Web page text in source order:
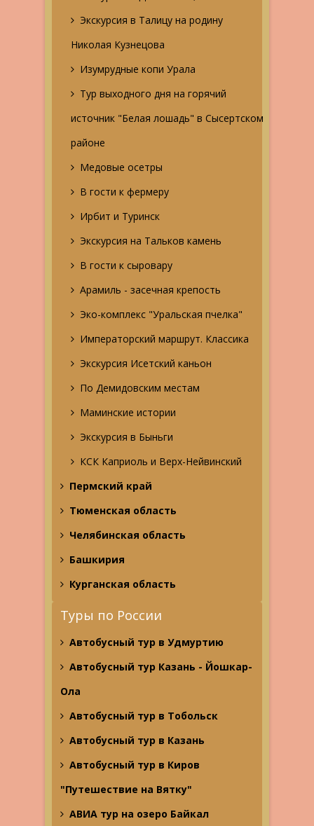
Экскурсия в Талицу на родину
Николая Кузнецова
Изумрудные копи Урала
Тур выходного дня на горячий
источник "Белая лошадь" в Сысертском
районе
Медовые осетры
В гости к фермеру
Ирбит и Туринск
Экскурсия на Тальков камень
В гости к сыровару
Арамиль - засечная крепость
Эко-комплекс "Уральская пчелка"
Императорский маршрут. Классика
Экскурсия Исетский каньон
По Демидовским местам
Маминские истории
Экскурсия в Быньги
КСК Каприоль и Верх-Нейвинский
Пермский край
Тюменская область
Челябинская область
Башкирия
Курганская область
Туры по России
Автобусный тур в Удмуртию
Автобусный тур Казань - Йошкар-
Ола
Автобусный тур в Тобольск
Автобусный тур в Казань
Автобусный тур в Киров
"Путешествие на Вятку"
АВИА тур на озеро Байкал